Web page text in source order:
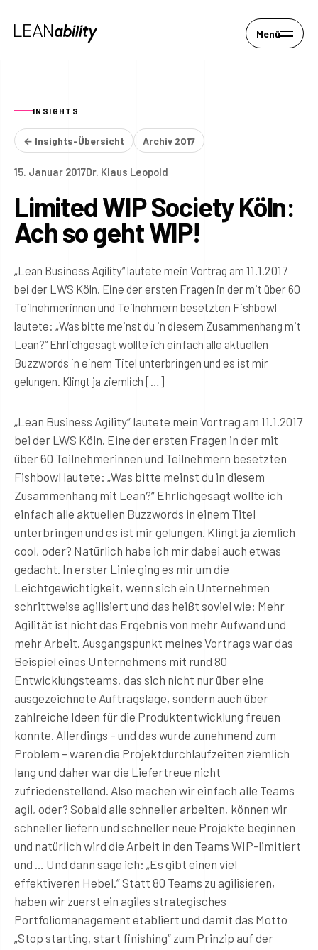
Menü
INSIGHTS
← Insights-Übersicht Archiv 2017
15. Januar 2017Dr. Klaus Leopold
Limited WIP Society Köln:
Ach so geht WIP!
„Lean Business Agility“ lautete mein Vortrag am 11.1.2017
bei der LWS Köln. Eine der ersten Fragen in der mit über 60
Teilnehmerinnen und Teilnehmern besetzten Fishbowl
lautete: „Was bitte meinst du in diesem Zusammenhang mit
Lean?“ Ehrlichgesagt wollte ich einfach alle aktuellen
Buzzwords in einem Titel unterbringen und es ist mir
gelungen. Klingt ja ziemlich […]
„Lean Business Agility“ lautete mein Vortrag am 11.1.2017
bei der LWS Köln. Eine der ersten Fragen in der mit
über 60 Teilnehmerinnen und Teilnehmern besetzten
Fishbowl lautete: „Was bitte meinst du in diesem
Zusammenhang mit Lean?“ Ehrlichgesagt wollte ich
einfach alle aktuellen Buzzwords in einem Titel
unterbringen und es ist mir gelungen. Klingt ja ziemlich
cool, oder? Natürlich habe ich mir dabei auch etwas
gedacht. In erster Linie ging es mir um die
Leichtgewichtigkeit, wenn sich ein Unternehmen
schrittweise agilisiert und das heißt soviel wie: Mehr
Agilität ist nicht das Ergebnis von mehr Aufwand und
mehr Arbeit. Ausgangspunkt meines Vortrags war das
Beispiel eines Unternehmens mit rund 80
Entwicklungsteams, das sich nicht nur über eine
ausgezeichnete Auftragslage, sondern auch über
zahlreiche Ideen für die Produktentwicklung freuen
konnte. Allerdings – und das wurde zunehmend zum
Problem – waren die Projektdurchlaufzeiten ziemlich
lang und daher war die Liefertreue nicht
zufriedenstellend. Also machen wir einfach alle Teams
agil, oder? Sobald alle schneller arbeiten, können wir
schneller liefern und schneller neue Projekte beginnen
und natürlich wird die Arbeit in den Teams WIP-limitiert
und … Und dann sage ich: „Es gibt einen viel
effektiveren Hebel.“ Statt 80 Teams zu agilisieren,
haben wir zuerst ein agiles strategisches
Portfoliomanagement etabliert und damit das Motto
„Stop starting, start finishing“ zum Prinzip auf der